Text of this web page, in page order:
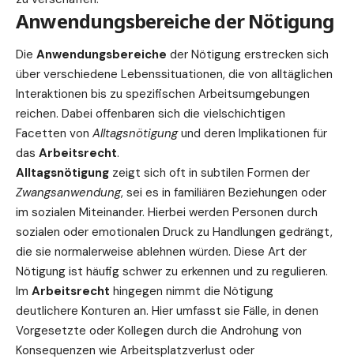
Anwendungsbereiche der Nötigung
Die Anwendungsbereiche der Nötigung erstrecken sich
über verschiedene Lebenssituationen, die von alltäglichen
Interaktionen bis zu spezifischen Arbeitsumgebungen
reichen. Dabei offenbaren sich die vielschichtigen
Facetten von Alltagsnötigungund deren Implikationen für
das Arbeitsrecht.
Alltagsnötigung zeigt sich oft in subtilen Formen der
Zwangsanwendung, sei es in familiären Beziehungen oder
im sozialen Miteinander. Hierbei werden Personen durch
sozialen oder emotionalen Druck zu Handlungen gedrängt,
die sie normalerweise ablehnen würden. Diese Art der
Nötigung ist häufig schwer zu erkennen und zu regulieren.
Im Arbeitsrecht hingegen nimmt die Nötigung
deutlichere Konturen an. Hier umfasst sie Fälle, in denen
Vorgesetzte oder Kollegen durch die Androhung von
Konsequenzen wie Arbeitsplatzverlust oder